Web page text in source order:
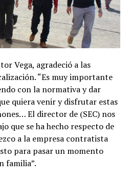
Vega, agradeció a las
“Es muy importante
con la normativa y dar
quiera venir y disfrutar estas
El director de (SEC) nos
que se ha hecho respecto de
a la empresa contratista
para pasar un momento
familia”.